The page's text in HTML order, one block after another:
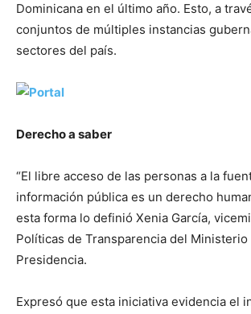
Dominicana en el último año. Esto, a
conjuntos de múltiples instancias
sectores del país.
Derecho a saber
“El libre acceso de las personas a la
información pública es un derecho
esta forma lo definió Xenia García,
Políticas de Transparencia del Ministerio
Presidencia.
Expresó que esta iniciativa evidencia el